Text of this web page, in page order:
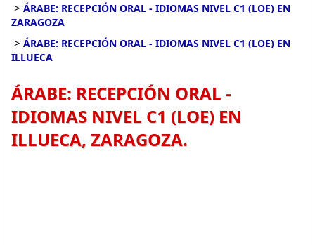
> ÁRABE: RECEPCIÓN ORAL - IDIOMAS NIVEL C1 (LOE) EN
ZARAGOZA
> ÁRABE: RECEPCIÓN ORAL - IDIOMAS NIVEL C1 (LOE) EN
ILLUECA
ÁRABE: RECEPCIÓN ORAL -
IDIOMAS NIVEL C1 (LOE) EN
ILLUECA, ZARAGOZA.